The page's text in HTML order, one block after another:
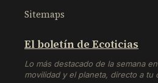
Sitemaps
El boletín de Ecoticias
Lo más destacado de la semana
movilidad y el planeta, directo a tu